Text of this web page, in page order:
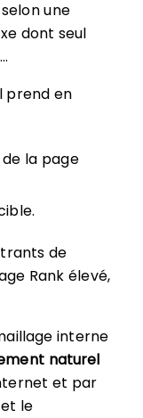
une
dont seul
prend en
la page
de
Rank élevé,
interne
naturel
et par
et le